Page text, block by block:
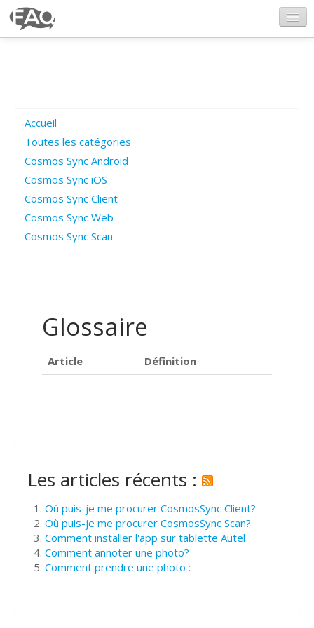
Poser une question
Questions ouvertes
Connexion
Accueil
Toutes les catégories
Cosmos Sync Android
Cosmos Sync iOS
Cosmos Sync Client
Cosmos Sync Web
Cosmos Sync Scan
Glossaire
Article Définition
Les articles récents :
Où puis-je me procurer CosmosSync Client?
Où puis-je me procurer CosmosSync Scan?
Comment installer l'app sur tablette Autel
Comment annoter une photo?
Comment prendre une photo :